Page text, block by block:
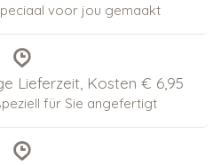
voor jou gemaakt
Lieferzeit, Kosten € 6,95
für Sie angefertigt